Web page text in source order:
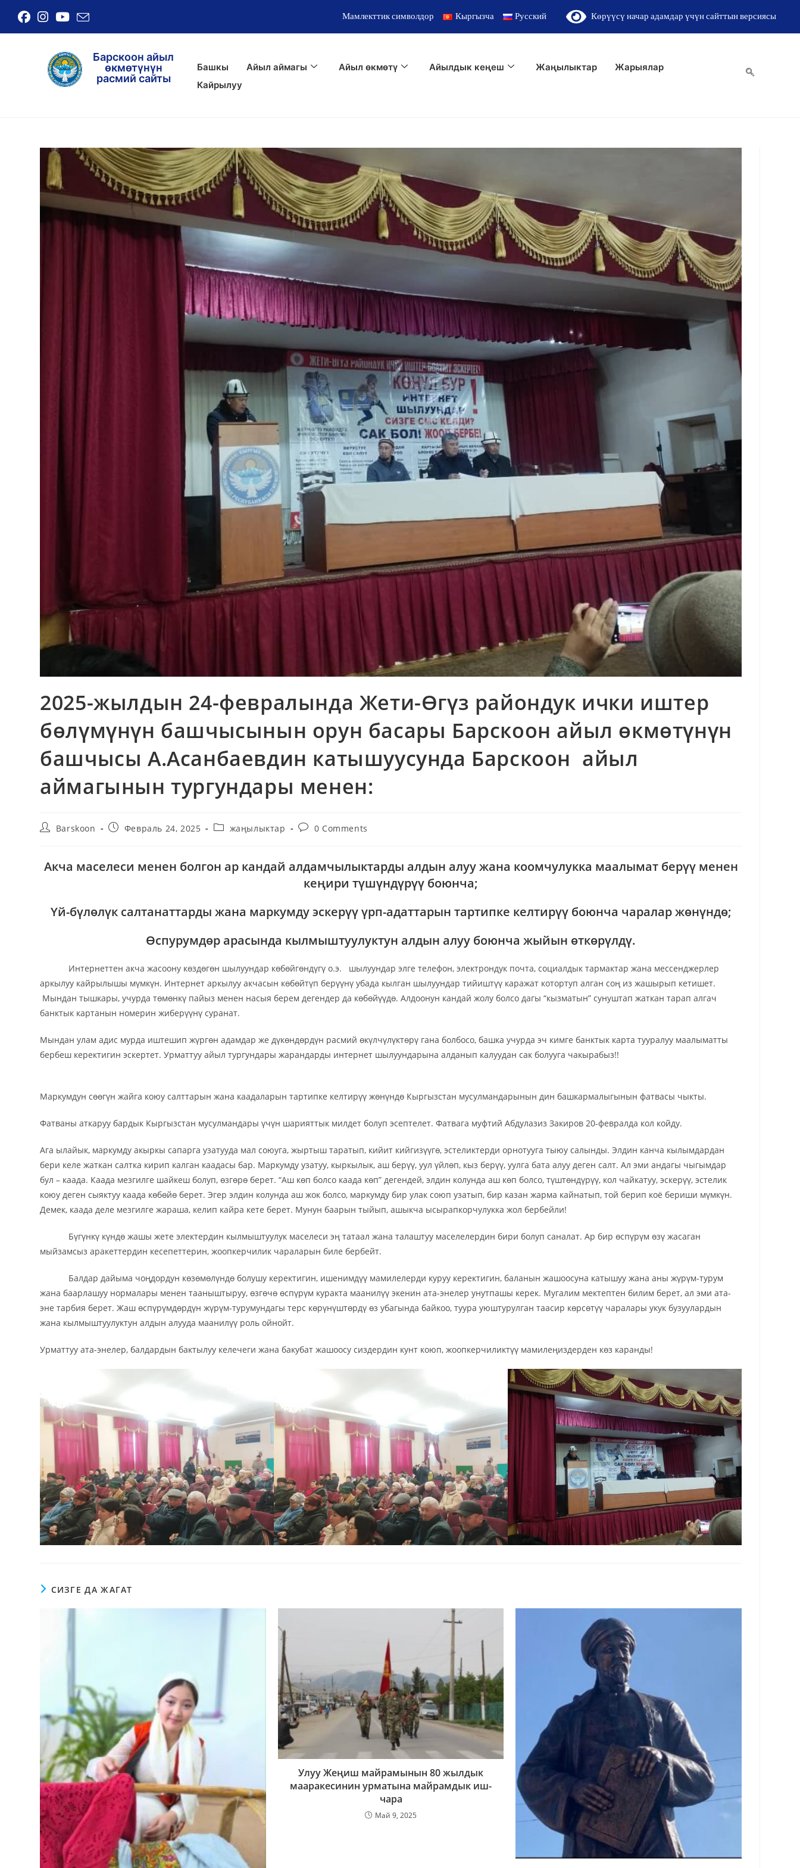
Мамлекттик символдор Кыргызча Русский Көрүүсү начар адамдар үчүн сайттын версиясы
Барскоон айыл
өкмөтүнүн
расмий сайты
Башкы Айыл аймагы Айыл өкмөтү Айылдык кеңеш Жаңылыктар
Жарыялар
Кайрылуу
2025-жылдын 24-февралында Жети-Өгүз райондук ички иштер
бөлүмүнүн башчысынын орун басары Барскоон айыл өкмөтүнүн
башчысы А.Асанбаевдин катышуусунда Барскоон айыл
аймагынын тургундары менен:
Barskoon Февраль 24, 2025 жаңылыктар 0 Comments
Акча маселеси менен болгон ар кандай алдамчылыктарды алдын алуу жана коомчулукка маалымат берүү менен
кеңири түшүндүрүү боюнча;
Үй-бүлөлүк салтанаттарды жана маркумду эскерүү үрп-адаттарын тартипке келтирүү боюнча чаралар жөнүндө;
Өспурумдөр арасында кылмыштуулуктун алдын алуу боюнча жыйын өткөрүлдү.
Интернеттен акча жасоону көздөгөн шылуундар көбөйгөндүгү о.э. шылуундар элге телефон, электрондук почта, социалдык тармактар жана мессенджерлер
аркылуу кайрылышы мүмкүн. Интернет аркылуу акчасын көбөйтүп берүүнү убада кылган шылуундар тийиштүү каражат котортуп алган соң из жашырып кетишет.
Мындан тышкары, учурда төмөнкү пайыз менен насыя берем дегендер да көбөйүүдө. Алдоонун кандай жолу болсо дагы “кызматын” сунуштап жаткан тарап алгач
банктык картанын номерин жиберүүнү суранат.
Мындан улам адис мурда иштешип жүргөн адамдар же дүкөндөрдүн расмий өкүлчүлүктөрү гана болбосо, башка учурда эч кимге банктык карта тууралуу маалыматты
бербеш керектигин эскертет. Урматтуу айыл тургундары жарандарды интернет шылуундарына алданып калуудан сак болууга чакырабыз!!
Маркумдун сөөгүн жайга коюу салттарын жана каадаларын тартипке келтирүү жөнүндө Кыргызстан мусулмандарынын дин башкармалыгынын фатвасы чыкты.
Фатваны аткаруу бардык Кыргызстан мусулмандары үчүн шарияттык милдет болуп эсептелет. Фатвага муфтий Абдулазиз Закиров 20-февралда кол койду.
Ага ылайык, маркумду акыркы сапарга узатууда мал союуга, жыртыш таратып, кийит кийгизүүгө, эстеликтерди орнотууга тыюу салынды. Элдин канча кылымдардан
бери келе жаткан салтка кирип калган каадасы бар. Маркумду узатуу, кыркылык, аш берүү, уул үйлөп, кыз берүү, уулга бата алуу деген салт. Ал эми андагы чыгымдар
бул – каада. Каада мезгилге шайкеш болуп, өзгөрө берет. “Аш көп болсо каада көп” дегендей, элдин колунда аш көп болсо, түштөндүрүү, кол чайкатуу, эскерүү, эстелик
коюу деген сыяктуу каада көбөйө берет. Эгер элдин колунда аш жок болсо, маркумду бир улак союп узатып, бир казан жарма кайнатып, той берип коё бериши мүмкүн.
Демек, каада деле мезгилге жараша, келип кайра кете берет. Мунун баарын тыйып, ашыкча ысырапкорчулукка жол бербейли!
Бүгүнкү күндө жашы жете электердин кылмыштуулук маселеси эң татаал жана талаштуу маселелердин бири болуп саналат. Ар бир өспүрүм өзү жасаган
мыйзамсыз аракеттердин кесепеттерин, жоопкерчилик чараларын биле бербейт.
Балдар дайыма чоңдордун көзөмөлүндө болушу керектигин, ишенимдүү мамилелерди куруу керектигин, баланын жашоосуна катышуу жана аны жүрүм-турум
жана баарлашуу нормалары менен тааныштыруу, өзгөчө өспүрүм куракта маанилүү экенин ата-энелер унутпашы керек. Мугалим мектептен билим берет, ал эми ата-
эне тарбия берет. Жаш өспүрүмдөрдүн жүрүм-турумундагы терс көрүнүштөрдү өз убагында байкоо, туура уюштурулган таасир көрсөтүү чаралары укук бузуулардын
жана кылмыштуулуктун алдын алууда маанилүү роль ойнойт.
Урматтуу ата-энелер, балдардын бактылуу келечеги жана бакубат жашоосу сиздердин кунт коюп, жоопкерчиликтүү мамилеңиздерден көз каранды!
СИЗГЕ ДА ЖАГАТ
Улуу Жеңиш майрамынын 80 жылдык
мааракесинин урматына майрамдык иш-
чара
Май 9, 2025